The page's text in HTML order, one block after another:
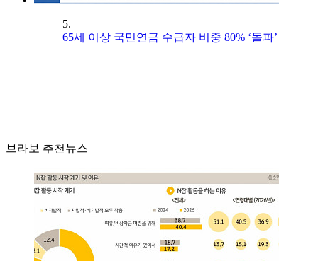
5.
65세 이상 국민연금 수급자 비중 80% ‘돌파’
브라보 추천뉴스